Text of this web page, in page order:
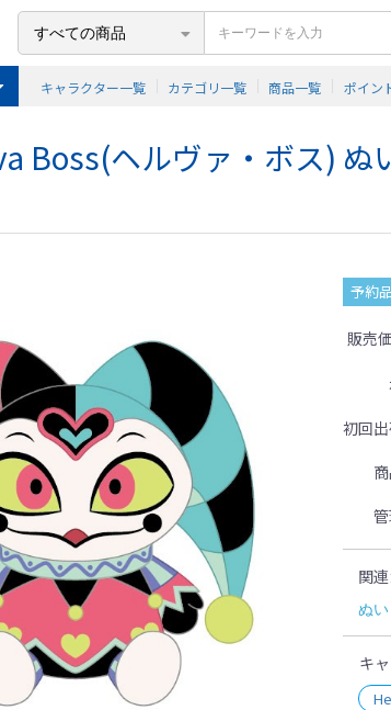
キャラクター一覧 カテゴリ一覧 商品一覧 ポイン
Boss(ヘルヴァ・ボス)
予約
販売
初回
関
ぬ
キ